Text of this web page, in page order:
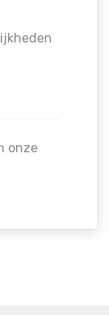
onze